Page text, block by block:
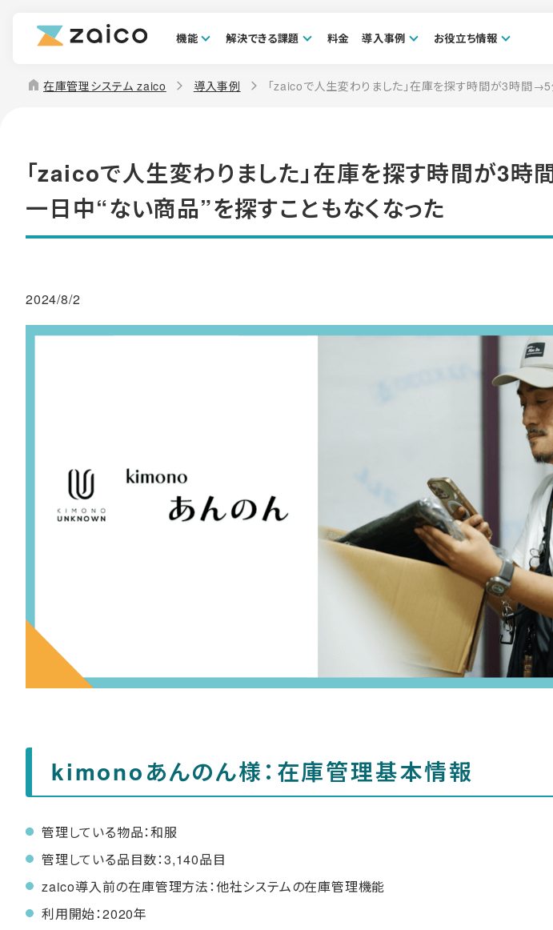
機能 解決できる課題 料金 導入事例 お役立ち情報
home 在庫管理システム zaico 導入事例 「zaicoで人生変わりました」在庫を探す時間が3時間→5
「zaicoで人生変わりました」在庫を探す時間が3時
一日中“ない商品”を探すこともなくなった
2024/8/2
kimonoあんのん様：在庫管理基本情報
管理している物品：和服
管理している品目数：3,140品目
zaico導入前の在庫管理方法：他社システムの在庫管理機能
利用開始：2020年